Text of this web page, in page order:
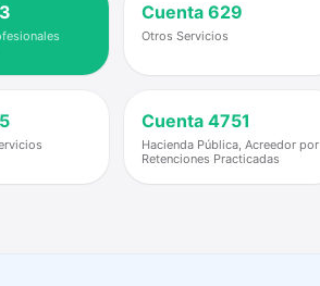
Cuenta 629
Otros Servicios
Cuenta 4751
Hacienda Pública, Acreedor por
Retenciones Practicadas